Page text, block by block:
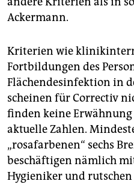
Ackermann.
Kriterien wie
Fortbildungen des
Flächendesinfektion in
scheinen für Correctiv
finden keine Erwähnung
aktuelle Zahlen.
„rosafarbenen“ sechs
beschäftigen nämlich
Hygieniker und